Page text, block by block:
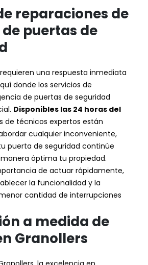
reparaciones de
puertas de
una respuesta inmediata
donde los servicios de
de puertas de seguridad
Disponibles las 24 horas del
de técnicos expertos están
cualquier inconveniente,
puerta de seguridad continúe
óptima tu propiedad.
de actuar rápidamente,
la funcionalidad y la
cantidad de interrupciones
a medida de
Granollers